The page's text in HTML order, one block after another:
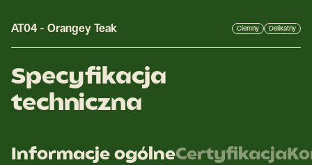
AT04 - Orangey Teak Ciemny Delikatny
Specyfikacja
techniczna
Informacje ogólneCertyfikacja